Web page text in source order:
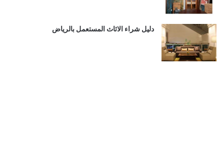
دليل شراء الاثاث المستعمل بالرياض